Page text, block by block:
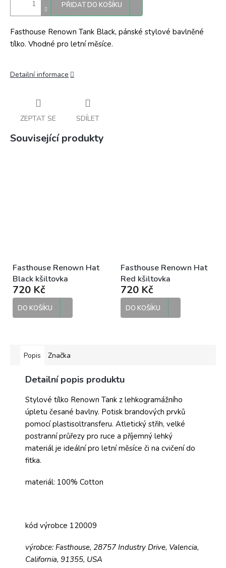
PŘIDAT DO KOŠÍKU
Fasthouse Renown Tank Black, pánské stylové bavlněné
tílko. Vhodné pro letní měsíce.
Detailní informace
ZEPTAT SE SDÍLET
Související produkty
Fasthouse Renown Hat
Black kšiltovka
720 Kč
DO KOŠÍKU
Fasthouse Renown Hat
Red kšiltovka
720 Kč
DO KOŠÍKU
Popis Značka
Detailní popis produktu
Stylové tílko Renown Tank z lehkogramážního
úpletu česané bavlny. Potisk brandových prvků
pomocí plastisoltransferu. Atletický střih, velké
postranní průřezy pro ruce a příjemný lehký
materiál je ideální pro letní měsíce či na cvičení do
fitka.
materiál: 100% Cotton
kód výrobce 120009
výrobce: Fasthouse, 28757 Industry Drive, Valencia,
California, 91355, USA